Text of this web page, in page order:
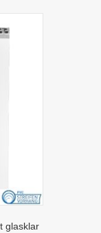
glasklar